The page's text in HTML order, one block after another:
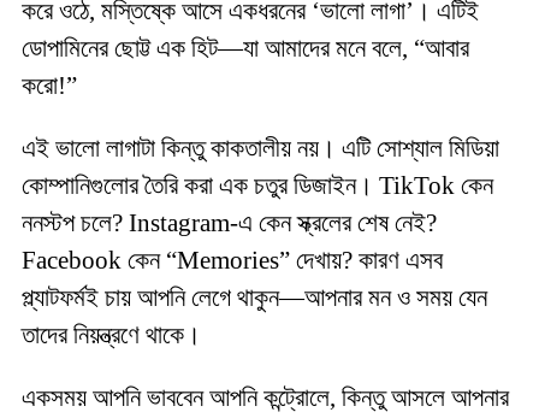
করে ওঠে, মস্তিষ্কে আসে একধরনের ‘ভালো লাগা’। এটিই
ডোপামিনের ছোট্ট এক হিট—যা আমাদের মনে বলে, “আবার
করো!”
এই ভালো লাগাটা কিন্তু কাকতালীয় নয়। এটি সোশ্যাল মিডিয়া
কোম্পানিগুলোর তৈরি করা এক চতুর ডিজাইন। TikTok কেন
ননস্টপ চলে? Instagram-এ কেন স্ক্রলের শেষ নেই?
Facebook কেন “Memories” দেখায়? কারণ এসব
প্ল্যাটফর্মই চায় আপনি লেগে থাকুন—আপনার মন ও সময় যেন
তাদের নিয়ন্ত্রণে থাকে।
একসময় আপনি ভাববেন আপনি কন্ট্রোলে, কিন্তু আসলে আপনার